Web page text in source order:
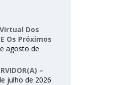
Dos
Os Próximos
agosto de
–
julho de 2026